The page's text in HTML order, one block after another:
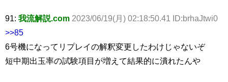
91: 我流解説.com 2023/06/19(月) 02:18:50.41 ID:brhaJtwi0
>>85
6号機になってリプレイの解釈変更したわけじゃないぞ
短中期出玉率の試験項目が増えて結果的に潰れたんや